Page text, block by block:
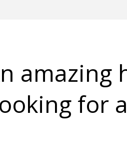
amazing
for